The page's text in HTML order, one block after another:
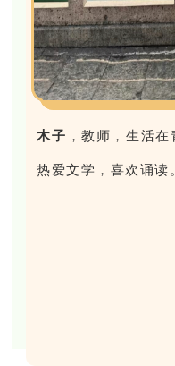
木子 ，教师，生活
热爱文学，喜欢诵读